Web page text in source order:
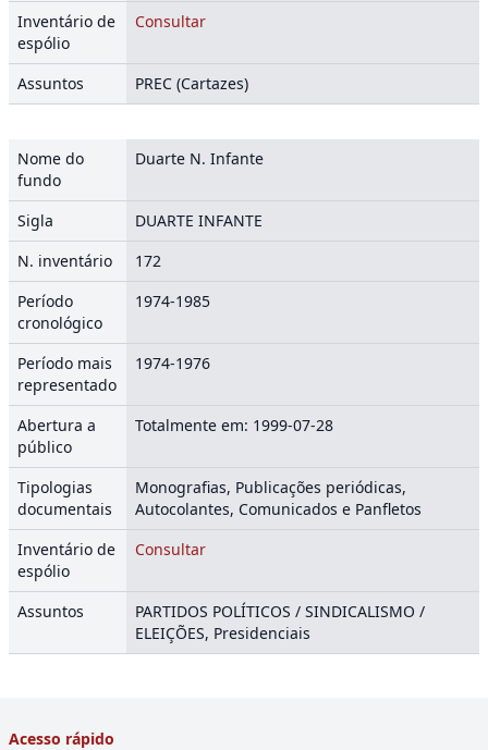
Inventário de
espólio
Consultar
Assuntos PREC (Cartazes)
Nome do
fundo
Duarte N. Infante
Sigla
DUARTE INFANTE
N. inventário
172
Período
cronológico
1974-1985
Período mais
representado
1974-1976
Abertura a
público
Totalmente em: 1999-07-28
Tipologias
documentais
Monografias, Publicações periódicas,
Autocolantes, Comunicados e Panfletos
Inventário de
espólio
Consultar
Assuntos
PARTIDOS POLÍTICOS / SINDICALISMO /
ELEIÇÕES, Presidenciais
Acesso rápido